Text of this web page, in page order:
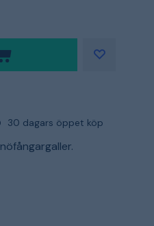
30 dagars öppet köp